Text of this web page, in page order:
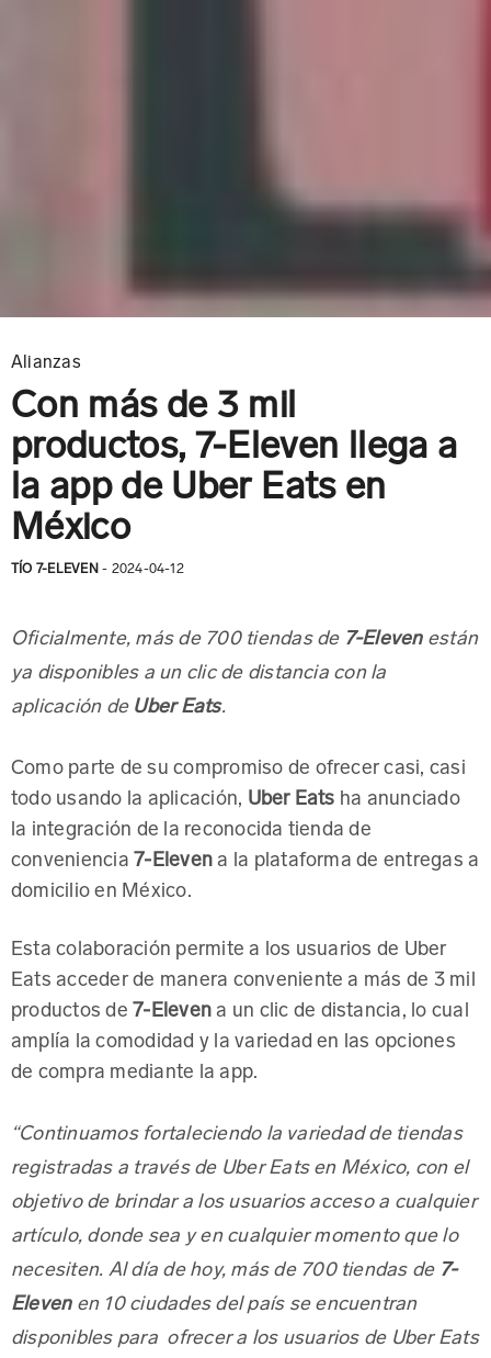
Alianzas
Con más de 3 mil
productos, 7-Eleven llega a
la app de Uber Eats en
México
TÍO 7-ELEVEN- 2024-04-12
Oficialmente, más de 700 tiendas de 7-Elevenestán
ya disponibles a un clic de distancia con la
aplicación de Uber Eats.
Como parte de su compromiso de ofrecer casi, casi
todo usando la aplicación, Uber Eats ha anunciado
la integración de la reconocida tienda de
conveniencia7-Eleven a la plataforma de entregas a
domicilio en México.
Esta colaboración permite a los usuarios de Uber
Eats acceder de manera conveniente a más de 3 mil
productos de7-Eleven a un clic de distancia, lo cual
amplía la comodidad y la variedad en las opciones
de compra mediante la app.
“Continuamos fortaleciendo la variedad de tiendas
registradas a través de Uber Eats en México, con el
objetivo de brindar a los usuarios acceso a cualquier
artículo, donde sea y en cualquier momento que lo
necesiten. Al día de hoy, más de 700 tiendas de 7-
Elevenen 10 ciudades del país se encuentran
disponibles para ofrecer a los usuarios de Uber Eats